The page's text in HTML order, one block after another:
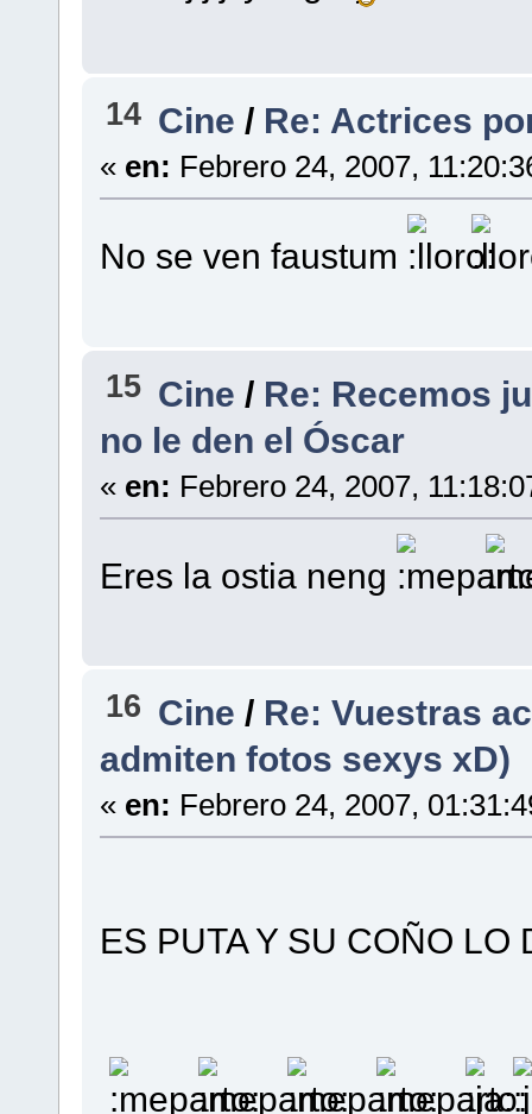
14 Cine/ Re: Actrices
« en: Febrero 24, 2007,
No se ven faustum
15 Cine / Re: Recemos
no le den el Óscar
« en: Febrero 24, 2007,
Eres la ostia neng
16 Cine/ Re: Vuestras
admiten fotos sexys xD)
« en: Febrero 24, 2007,
ES PUTA Y SU COÑO LO